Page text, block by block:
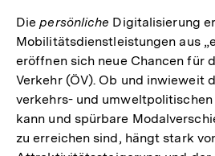
Diepersönliche Digitalisierung
Mobilitätsdienstleistungen aus
eröffnen sich neue Chancen für
Verkehr (ÖV). Ob und inwieweit
verkehrs- und umweltpolitischen
kann und spürbare
zu erreichen sind, hängt stark